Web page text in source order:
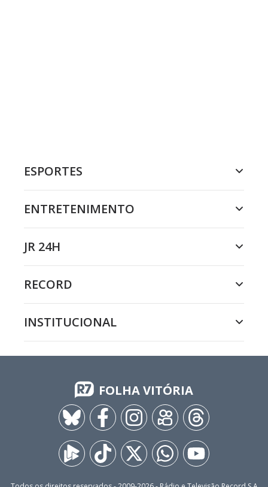
ESPORTES
ENTRETENIMENTO
JR 24H
RECORD
INSTITUCIONAL
FOLHA VITÓRIA